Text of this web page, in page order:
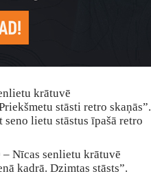
krātuvē
stāsti retro skaņās”.
lietu stāstus īpašā retro
Nīcas senlietu krātuvē
kadrā. Dzimtas stāsts”.